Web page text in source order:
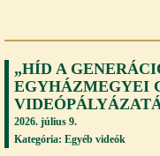
„HÍD A
EGYHÁZMEGYEI
2026. július 9.
Kategória: Egyéb videók